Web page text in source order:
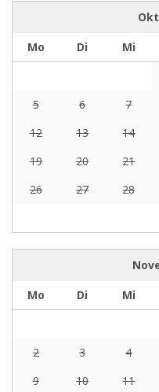
Mo
Di Mi
5
6 7
12
13 14
19
20 21
26
27 28
Mo
Di Mi
2
3 4
9
10 11